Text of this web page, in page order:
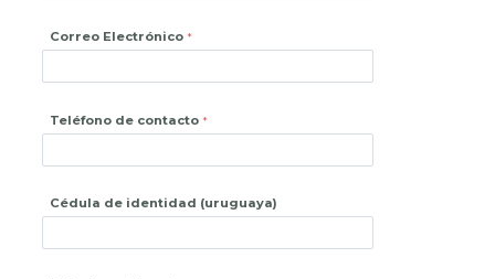
Correo Electrónico
Teléfono de contacto
Cédula de identidad (uruguaya)